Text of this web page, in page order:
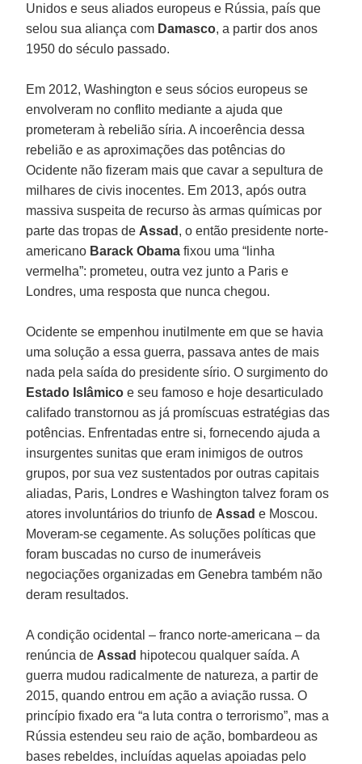
Unidos e seus aliados europeus e Rússia, país que
selou sua aliança com Damasco, a partir dos anos
1950 do século passado.
Em 2012, Washington e seus sócios europeus se
envolveram no conflito mediante a ajuda que
prometeram à rebelião síria. A incoerência dessa
rebelião e as aproximações das potências do
Ocidente não fizeram mais que cavar a sepultura de
milhares de civis inocentes. Em 2013, após outra
massiva suspeita de recurso às armas químicas por
parte das tropas de Assad , o então presidente norte-
americano Barack Obama fixou uma “linha
vermelha”: prometeu, outra vez junto a Paris e
Londres, uma resposta que nunca chegou.
Ocidente se empenhou inutilmente em que se havia
uma solução a essa guerra, passava antes de mais
nada pela saída do presidente sírio. O surgimento do
Estado Islâmico e seu famoso e hoje desarticulado
califado transtornou as já promíscuas estratégias das
potências. Enfrentadas entre si, fornecendo ajuda a
insurgentes sunitas que eram inimigos de outros
grupos, por sua vez sustentados por outras capitais
aliadas, Paris, Londres e Washington talvez foram os
atores involuntários do triunfo de Assad e Moscou.
Moveram-se cegamente. As soluções políticas que
foram buscadas no curso de inumeráveis
negociações organizadas em Genebra também não
deram resultados.
A condição ocidental – franco norte-americana – da
renúncia de Assad hipotecou qualquer saída. A
guerra mudou radicalmente de natureza, a partir de
2015, quando entrou em ação a aviação russa. O
princípio fixado era “a luta contra o terrorismo”, mas a
Rússia estendeu seu raio de ação, bombardeou as
bases rebeldes, incluídas aquelas apoiadas pelo